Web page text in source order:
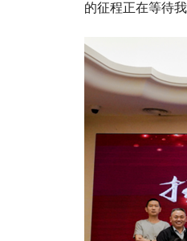
的征程正在等待